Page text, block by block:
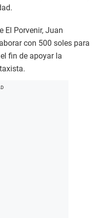
El Porvenir, Juan
con 500 soles para
fin de apoyar la